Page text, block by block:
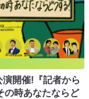
開催!『記者から
の時あなたならど